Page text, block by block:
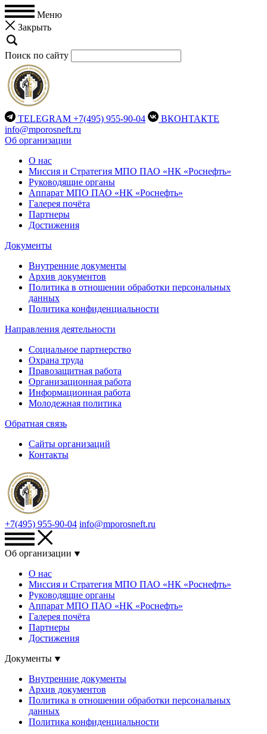
Меню
Закрыть
Поиск по сайту
TELEGRAM +7(495) 955-90-04
ВКОНТАКТЕ
info@mporosneft.ru
Об организации
О нас
Миссия и Стратегия МПО ПАО «НК «Роснефть»
Руководящие органы
Аппарат МПО ПАО «НК «Роснефть»
Галерея почёта
Партнеры
Достижения
Документы
Внутренние документы
Архив документов
Политика в отношении обработки персональных
данных
Политика конфиденциальности
Направления деятельности
Социальное партнерство
Охрана труда
Правозащитная работа
Организационная работа
Информационная работа
Молодежная политика
Обратная связь
Сайты организаций
Контакты
+7(495) 955-90-04 info@mporosneft.ru
Об организации
О нас
Миссия и Стратегия МПО ПАО «НК «Роснефть»
Руководящие органы
Аппарат МПО ПАО «НК «Роснефть»
Галерея почёта
Партнеры
Достижения
Документы
Внутренние документы
Архив документов
Политика в отношении обработки персональных
данных
Политика конфиденциальности